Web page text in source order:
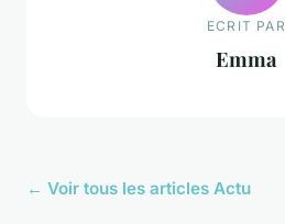
ECRIT PAR
Emma
← Voir tous les articles Actu